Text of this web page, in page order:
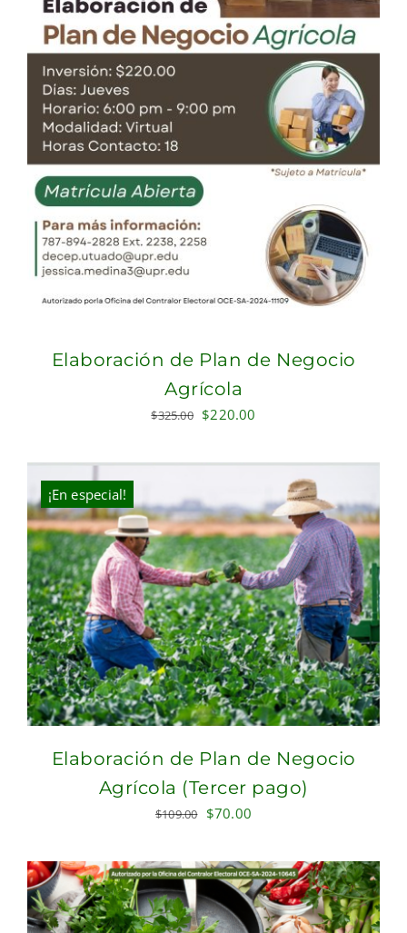
Elaboración de Plan de Negocio
Agrícola
$325.00 Original
was:
$220.00
is:
$220.00.
¡En especial!
Elaboración de Plan de Negocio
Agrícola (Tercer pago)
$109.00 Original
was:
$109.00.
$70.00
is:
$70.00.